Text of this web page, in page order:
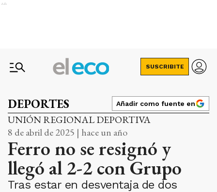
Ads
SUSCRIBITE
DEPORTES Añadir como fuente en
UNIÓN REGIONAL DEPORTIVA
8 de abril de 2025 | hace un año
Ferro no se resignó y
llegó al 2-2 con Grupo
Tras estar en desventaja de dos